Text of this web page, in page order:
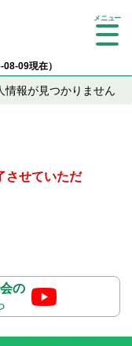
09現在）
Tog
ion
情報が見つかりません
させていただ
の